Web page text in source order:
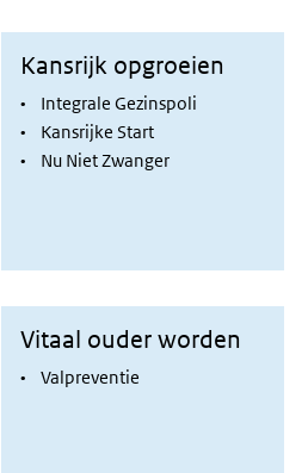
Kansrijk opgroeien
• Integrale Gezinspoli
• Kansrijke Start
• Nu Niet Zwanger
Vitaal ouder worden
• Valpreventie